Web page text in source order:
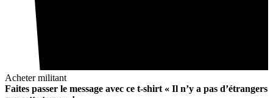
Acheter militant
Faites passer le message avec ce t-shirt « Il n’y a pas d’étrangers